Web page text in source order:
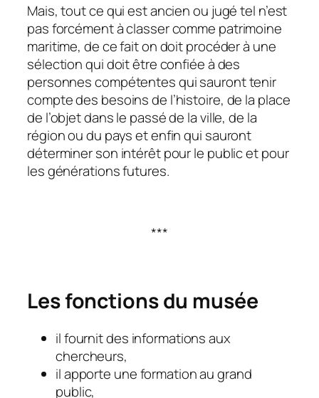
Mais, tout ce qui est ancien ou jugé tel n’est
pas forcément à classer comme patrimoine
maritime, de ce fait on doit procéder à une
sélection qui doit être confiée à des
personnes compétentes qui sauront tenir
compte des besoins de l’histoire, de la place
de l’objet dans le passé de la ville, de la
région ou du pays et enfin qui sauront
déterminer son intérêt pour le public et pour
les générations futures.
***
Les fonctions du musée
il fournit des informations aux
chercheurs,
il apporte une formation au grand
public,